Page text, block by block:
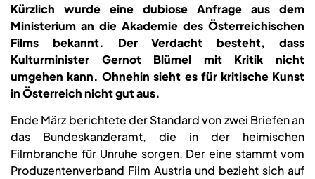
Kürzlich wurde eine dubiose Anfrage aus dem
Ministerium an die Akademie des Österreichischen
Films bekannt. Der Verdacht besteht, dass
Kulturminister Gernot Blümel mit Kritik nicht
umgehen kann. Ohnehin sieht es für kritische Kunst
in Österreich nicht gut aus.
Ende März berichtete der Standard von zwei Briefen an
das Bundeskanzleramt, die in der heimischen
Filmbranche für Unruhe sorgen. Der eine stammt vom
Produzentenverband Film Austria und bezieht sich auf